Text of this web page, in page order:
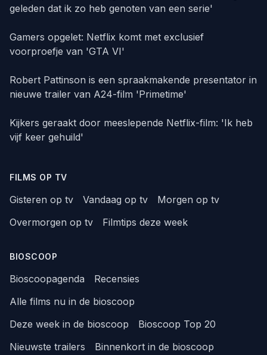
geleden dat ik zo heb genoten van een serie'
Gamers opgelet: Netflix komt met exclusief
voorproefje van 'GTA VI'
Robert Pattinson is een spraakmakende presentator in
nieuwe trailer van A24-film 'Primetime'
Kijkers geraakt door meeslepende Netflix-film: 'Ik heb
vijf keer gehuild'
FILMS OP TV
Gisteren op tv Vandaag op tv
Morgen op tv
Overmorgen op tv
Filmtips deze week
BIOSCOOP
Bioscoopagenda
Recensies
Alle films nu in de bioscoop
Deze week in de bioscoop
Bioscoop Top 20
Nieuwste trailers
Binnenkort in de bioscoop